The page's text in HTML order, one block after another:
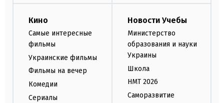
Кино
Самые интересные
фильмы
Украинские фильмы
Фильмы на вечер
Комедии
Сериалы
Новости Учебы
Министерство
образования и науки
Украины
Школа
НМТ 2026
Саморазвитие